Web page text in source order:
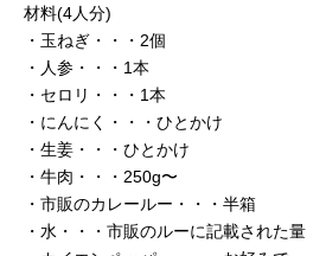
材料(4人分)
・玉ねぎ・・・2個
・人参・・・1本
・セロリ・・・1本
・にんにく・・・ひとかけ
・生姜・・・ひとかけ
・牛肉・・・250g〜
・市販のカレールー・・・半箱
・水・・・市販のルーに記載された量